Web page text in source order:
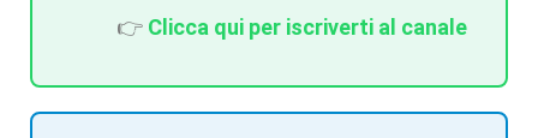
👉 Clicca qui per iscriverti al canale